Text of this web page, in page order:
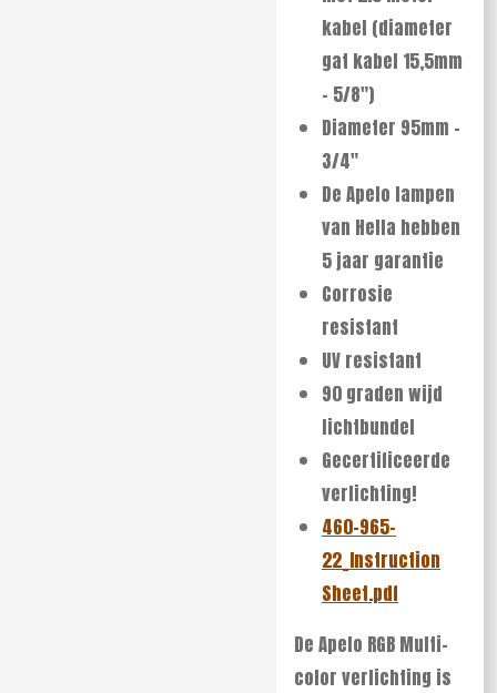
kabel (diameter
gat kabel 15,5mm
- 5/8")
Diameter 95mm -
3/4"
De Apelo lampen
van Hella hebben
5 jaar garantie
Corrosie
resistant
UV resistant
90 graden wijd
lichtbundel
Gecertificeerde
verlichting!
460-965-
22_Instruction
Sheet.pdf
De Apelo RGB Multi-
color verlichting is